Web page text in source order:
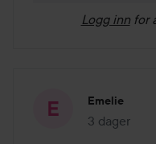
Logg inn for
Emelie
3 dager
Innlegget